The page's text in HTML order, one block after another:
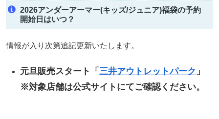
2026アンダーアーマー(キッズ/ジュニア)福袋の予約
開始日はいつ？
情報が入り次第追記更新いたします。
元旦販売スタート「三井アウトレットパーク 」
※対象店舗は公式サイトにてご確認ください。